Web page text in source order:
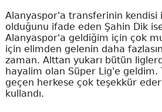
Alanyaspor'a transferinin kendisi
olduğunu ifade eden Şahin Dik
Alanyaspor'a geldiğim için çok
için elimden gelenin daha
zaman. Alttan yukarı bütün
hayalim olan Süper Lig'e
geçen herkese çok teşekkür
kullandı.